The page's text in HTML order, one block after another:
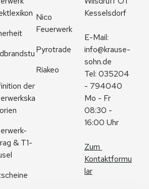
der
& T1-
Nico
Feuerwerk
Pyrotrade
Riakeo
Kesselsdorf
info@krause-
sohn.de
Tel: 035204
- 794040
Mo - Fr
08:30 -
16:00 Uhr
Zum
Kontaktformu
lar